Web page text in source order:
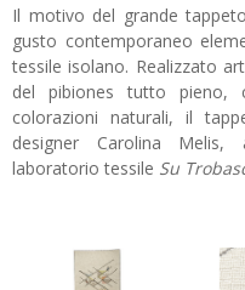
Il motivo del grande
gusto contemporaneo
tessile isolano. Realizzato
del pibiones tutto
colorazioni naturali, il
designer Carolina
laboratorio tessile Su